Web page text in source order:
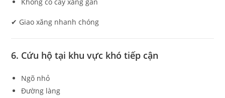
Không có cây xăng gần
✔ Giao xăng nhanh chóng
6. Cứu hộ tại khu vực khó tiếp cận
Ngõ nhỏ
Đường làng